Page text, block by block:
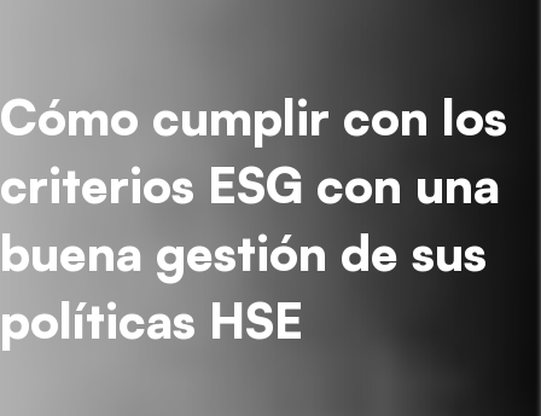
Cómo cumplir con los
criterios ESG con una
buena gestión de sus
políticas HSE